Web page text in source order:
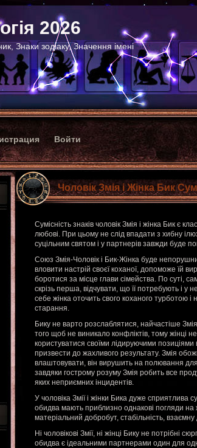
2026
Знаки зодіаку, Значення імені
Войти
Чоловік Змія і Жінка Бик
Сумісність знаків чоловік Змія і жінка Бик є
любові. При цьому не слід впадати з хибну
суцільним святом і у партнерів завжди буде
Союз Змія-Чоловік і Бик-Жінка буде
вловити настрій своєї коханої, допоможе їй
боротися за місце глави сімейства. По суті,
скрізь перша, відчувати, що її потребують і у
себе жінка оточить свого коханого турботою і
старання.
Бику не варто розслаблятися, найчастіше
того щоб не виникало конфліктів, тому жінці
користуватися своїми лідируючими
призвести до жахливого результату. Змія
влаштовувати, він вирушить на полювання
завдяки гострому розуму Змія робить все
яких неприємних інцидентів.
У чоловіка Змії і жінки Бика дуже сприятлива
обидва мають приблизно однакові погляди
матеріальний добробут, стабільність, взаємну
Ні чоловікові Змії, ні жінці Бику не потрібні
обидва є ідеальними партнерами один для